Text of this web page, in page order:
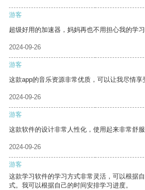
游客
超级好用的加速器，妈妈再也不用担心我的学习
2024-09-26
游客
这款app的音乐资源非常优质，可以让我尽情享
2024-09-26
游客
这款软件的设计非常人性化，使用起来非常舒服
2024-09-26
游客
这款学习软件的学习方式非常灵活，可以根据
式。我可以根据自己的时间安排学习进度。